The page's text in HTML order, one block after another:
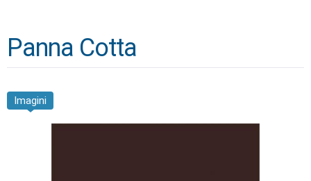
Panna Cotta
Imagini